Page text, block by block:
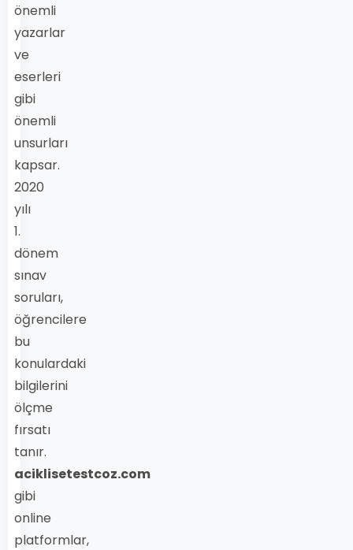
önemli
yazarlar
ve
eserleri
gibi
önemli
unsurları
kapsar.
2020
yılı
1.
dönem
sınav
soruları,
öğrencilere
bu
konulardaki
bilgilerini
ölçme
fırsatı
tanır.
aciklisetestcoz.com
gibi
online
platformlar,